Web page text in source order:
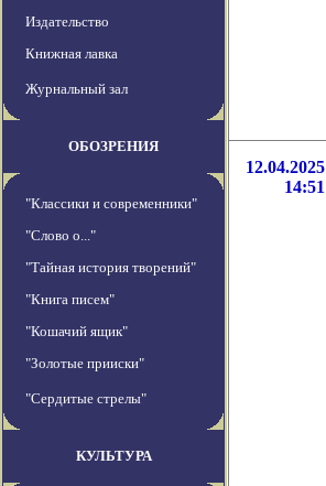
Издательство
Книжная лавка
Журнальный зал
ОБОЗРЕНИЯ
"Классики и современники"
"Слово о..."
"Тайная история творений"
"Книга писем"
"Кошачий ящик"
"Золотые прииски"
"Сердитые стрелы"
КУЛЬТУРА
12.04.2025
14:51